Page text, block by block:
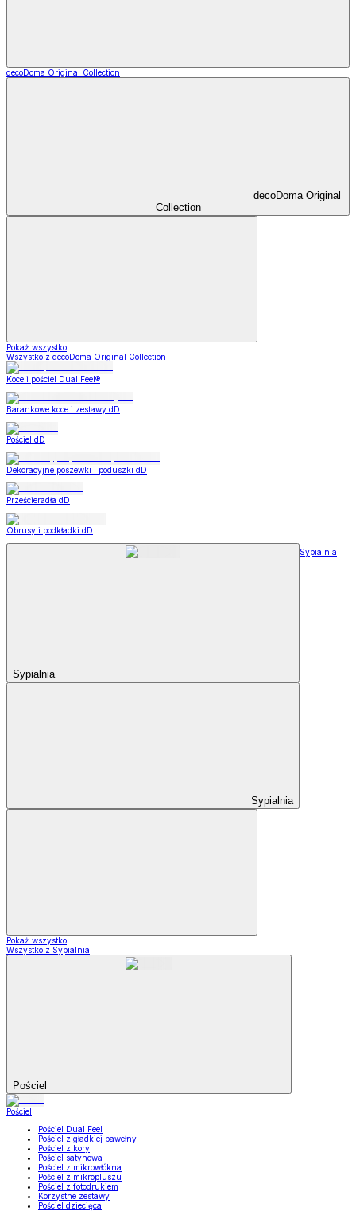
decoDoma Original Collection
decoDoma Original
Collection
Pokaż wszystko
Wszystko z decoDoma Original Collection
Koce i pościel Dual Feel®
Barankowe koce i zestawy dD
Pościel dD
Dekoracyjne poszewki i poduszki dD
Prześcieradła dD
Obrusy i podkładki dD
Sypialnia
Sypialnia
Sypialnia
Pokaż wszystko
Wszystko z Sypialnia
Pościel
Pościel
Pościel Dual Feel
Pościel z gładkiej bawełny
Pościel z kory
Pościel satynowa
Pościel z mikrowłókna
Pościel z mikropluszu
Pościel z fotodrukiem
Korzystne zestawy
Pościel dziecięca